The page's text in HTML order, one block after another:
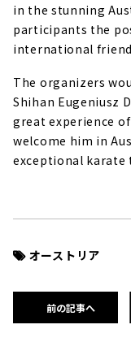
in the stunning
participants the
international
The organizers
Shihan Eugeniusz
great experience
welcome him in
exceptional karate
オーストリア
前の記事へ